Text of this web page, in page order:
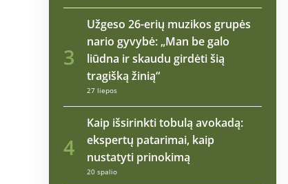
3
Užgeso 26-erių muzikos grupės
nario gyvybė: „Man be galo
liūdna ir skaudu girdėti šią
tragišką žinią“
27 liepos
4
Kaip išsirinkti tobulą avokadą:
ekspertų patarimai, kaip
nustatyti prinokimą
20 spalio